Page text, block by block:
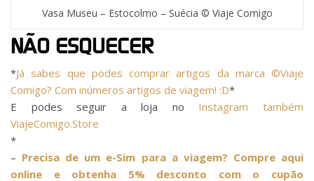
Vasa Museu – Estocolmo – Suécia © Viaje Comigo
NÃO ESQUECER
*Já sabes que podes comprar artigos da marca ©Viaje
Comigo? Com inúmeros artigos de viagem! :D*
E podes seguir a loja no Instagram também
ViajeComigo.Store
*
– Precisa de um e-Sim para a viagem? Compre aqui
online e obtenha 5% desconto com o cupão